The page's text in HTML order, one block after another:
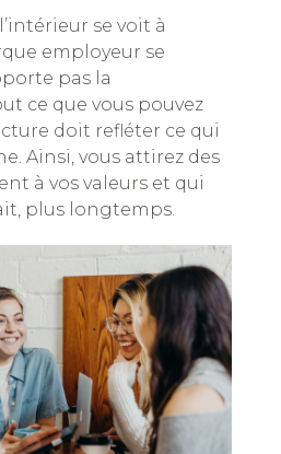
se voit à
employeur se
pas la
ce que vous pouvez
doit refléter ce qui
Ainsi, vous attirez des
à vos valeurs et qui
plus longtemps.